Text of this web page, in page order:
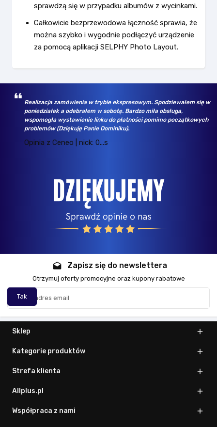
sprawdzą się w przypadku albumów z wycinkami.
Całkowicie bezprzewodowa łączność sprawia, że
można szybko i wygodnie podłączyć urządzenie
za pomocą aplikacji SELPHY Photo Layout.
Spodziewałem się w
miła obsługa,
pomimo początkowych
Wybrany asortyment, jak np. dyski SSD
bezkonkurencyjnych cenach. Kupowałem tu
rożnych firm, zawsze wszystko jest ok.
Opinia z Ceneo | nick: k...n
drafts Zapisz się do newslettera
Otrzymuj oferty promocyjne oraz kupony rabatowe
Sklep 
Kategorie produktów 
Strefa klienta 
Allplus.pl 
Współpraca z nami 